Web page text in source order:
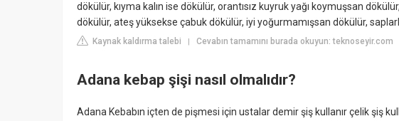
dökülür, kıyma kalın ise dökülür, orantısız kuyruk yağı koymuşsan
dökülür, ateş yüksekse çabuk dökülür, iyi yoğurmamışsan dökülür,
Kaynak kaldırma talebi Cevabın tamamını burada okuyun: teknoseyir.com
Adana kebap şişi nasıl olmalıdır?
Adana Kebabın içten de pişmesi için ustalar demir şiş kullanır çelik şiş